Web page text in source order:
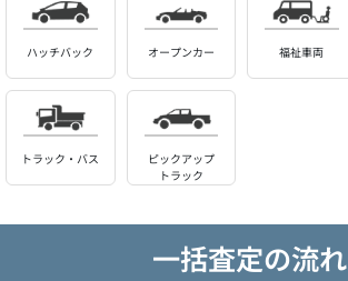
ハッチバック オープンカー 福祉車両
トラック・バス
ピックアップ
トラック
一括査定の流れ